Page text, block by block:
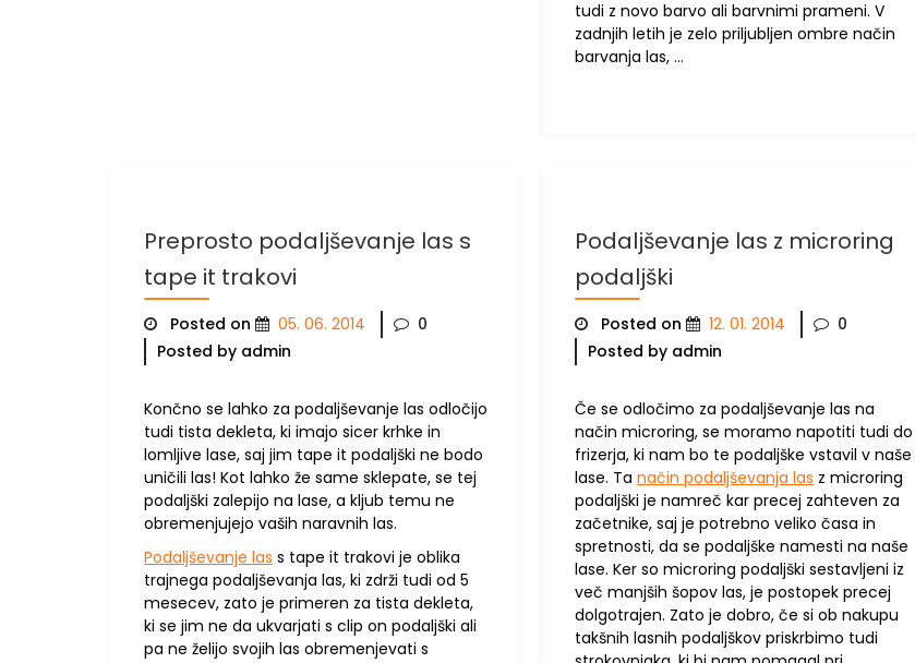
tudi z novo barvo ali barvnimi prameni. V
zadnjih letih je zelo priljubljen ombre način
barvanja las, …
Preprosto podaljševanje las s
tape it trakovi
Posted on 05. 06. 2014
0
Posted by admin
Končno se lahko za podaljševanje las odločijo
tudi tista dekleta, ki imajo sicer krhke in
lomljive lase, saj jim tape it podaljški ne bodo
uničili las! Kot lahko že same sklepate, se tej
podaljški zalepijo na lase, a kljub temu ne
obremenjujejo vaših naravnih las.
Podaljševanje las s tape it trakovi je oblika
trajnega podaljševanja las, ki zdrži tudi od 5
mesecev, zato je primeren za tista dekleta,
ki se jim ne da ukvarjati s clip on podaljški ali
pa ne želijo svojih las obremenjevati s
Podaljševanje las z microring
podaljški
Posted on 12. 01. 2014
0
Posted by admin
Če se odločimo za podaljševanje las na
način microring, se moramo napotiti tudi do
frizerja, ki nam bo te podaljške vstavil v naše
lase. Tanačin podaljševanja las z microring
podaljški je namreč kar precej zahteven za
začetnike, saj je potrebno veliko časa in
spretnosti, da se podaljške namesti na naše
lase. Ker so microring podaljški sestavljeni iz
več manjših šopov las, je postopek precej
dolgotrajen. Zato je dobro, če si ob nakupu
takšnih lasnih podaljškov priskrbimo tudi